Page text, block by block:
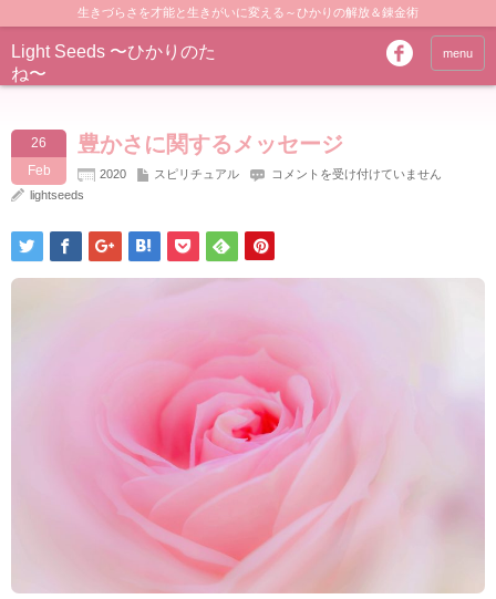
生きづらさを才能と生きがいに変える～ひかりの解放＆錬金術
Light Seeds 〜ひかりのた
ね〜
menu
26
Feb
豊かさに関するメッセージ
2020 スピリチュアル
豊
す
ジ
コメントを受け付けていません
lightseeds